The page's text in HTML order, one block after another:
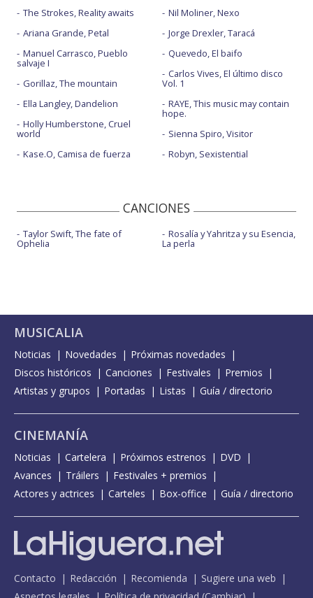
The Strokes, Reality awaits
Ariana Grande, Petal
Manuel Carrasco, Pueblo
salvaje I
Gorillaz, The mountain
Ella Langley, Dandelion
Holly Humberstone, Cruel
world
Kase.O, Camisa de fuerza
Nil Moliner, Nexo
Jorge Drexler, Taracá
Quevedo, El baifo
Carlos Vives, El último disco
Vol. 1
RAYE, This music may contain
hope.
Sienna Spiro, Visitor
Robyn, Sexistential
CANCIONES
Taylor Swift, The fate of
Ophelia
Rosalía y Yahritza y su Esencia,
La perla
MUSICALIA
Noticias Novedades
Próximas novedades
Discos históricos
Canciones Festivales
Premios
Artistas y grupos
Portadas Listas Guía / directorio
CINEMANÍA
Noticias Cartelera Próximos estrenos
DVD
Avances
Tráilers
Festivales + premios
Actores y actrices
Carteles Box-office Guía / directorio
Contacto Redacción Recomienda
Sugiere una web